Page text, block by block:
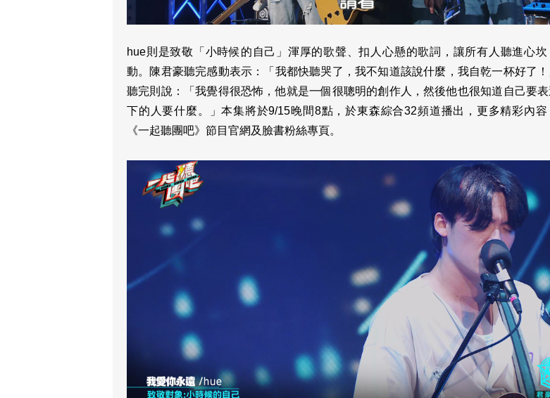
hue則是致敬「小時候的自己」渾厚的歌聲、扣人心懸的歌詞，讓所有人聽進心
動。陳君豪聽完感動表示：「我都快聽哭了，我不知道該說什麼，我自乾一杯好了
聽完則說：「我覺得很恐怖，他就是一個很聰明的創作人，然後他也很知道自己要
下的人要什麼。」本集將於9/15晚間8點，於東森綜合32頻道播出，更多精彩內容
《一起聽團吧》節目官網及臉書粉絲專頁。